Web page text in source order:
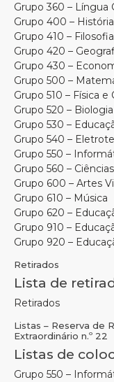
Grupo 360 – Língua
Grupo 400 – História
Grupo 410 – Filosofia
Grupo 420 –
Grupo 430 –
Grupo 500 –
Grupo 510 – Física e
Grupo 520 –
Grupo 530 –
Grupo 540 –
Grupo 550 –
Grupo 560 –
Grupo 600 – Artes
Grupo 610 – Música
Grupo 620 –
Grupo 910 –
Grupo 920 –
Retirados
Lista de
Retirados
Listas – Reserva de
Extraordinário n.º 22
Listas de
Grupo 550 –